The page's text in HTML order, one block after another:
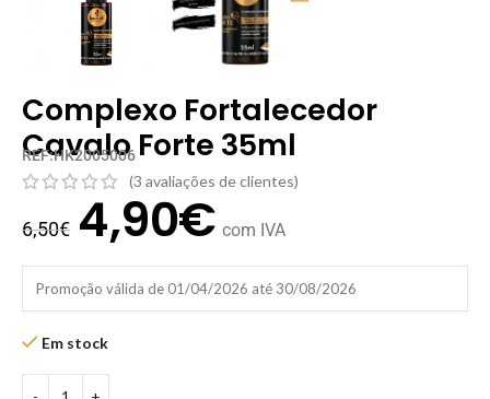
Complexo Fortalecedor
Cavalo Forte 35ml
REF:HK2005006
(3 avaliações de clientes)
6,50€ 4,90€ com IVA
Promoção válida de 01/04/2026 até 30/08/2026
Em stock